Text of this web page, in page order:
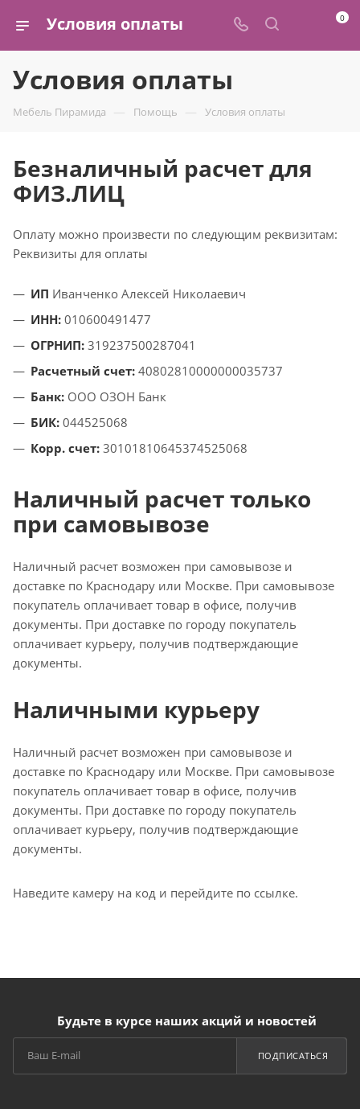
Условия оплаты 0
Условия оплаты
Мебель Пирамида — Помощь — Условия оплаты
Безналичный расчет для
ФИЗ.ЛИЦ
Оплату можно произвести по следующим реквизитам:
Реквизиты для оплаты
ИП Иванченко Алексей Николаевич
ИНН: 010600491477
ОГРНИП: 319237500287041
Расчетный счет: 40802810000000035737
Банк: ООО ОЗОН Банк
БИК: 044525068
Корр. счет: 30101810645374525068
Наличный расчет только
при самовывозе
Наличный расчет возможен при самовывозе и
доставке по Краснодару или Москве. При самовывозе
покупатель оплачивает товар в офисе, получив
документы. При доставке по городу покупатель
оплачивает курьеру, получив подтверждающие
документы.
Наличными курьеру
Наличный расчет возможен при самовывозе и
доставке по Краснодару или Москве. При самовывозе
покупатель оплачивает товар в офисе, получив
документы. При доставке по городу покупатель
оплачивает курьеру, получив подтверждающие
документы.
Наведите камеру на код и перейдите по ссылке.
Будьте в курсе наших акций и новостей
ПОДПИСАТЬСЯ